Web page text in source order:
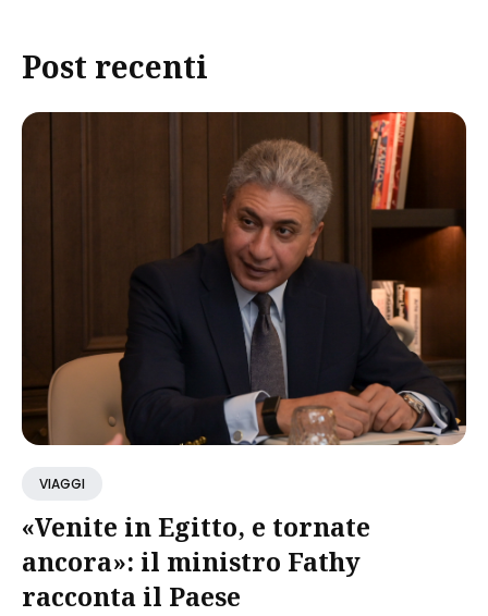
Post recenti
VIAGGI
«Venite in Egitto, e tornate
ancora»: il ministro Fathy
racconta il Paese